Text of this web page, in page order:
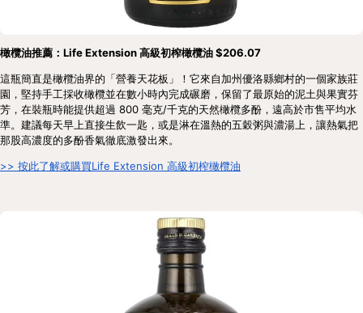
橄欖油推薦：Life Extension 高級初榨橄欖油 $206.07
這瓶簡直是橄欖油界的「營養天花板」！它來自加州優洛縣鄉村的一個家族莊
園，堅持手工採收橄欖並在數小時內完成碾磨，保留了最原始的泥土與果實芬
芳，在裝瓶時能提供超過 800 毫克/千克的天然橄欖多酚，遠高於市售平均水
準。建議每天早上直接生飲一匙，或是淋在溫熱的五穀粥與濃湯上，讓熱氣把
那股高濃度的多酚香氣徹底激發出來。
>> 按此了解或購買Life Extension 高級初榨橄欖油